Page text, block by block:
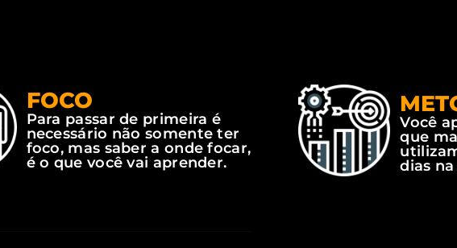
FOCO
Para passar de primeira é
necessário não somente ter
foco, mas saber a onde focar,
é o que você vai aprender.
Você
que
dias